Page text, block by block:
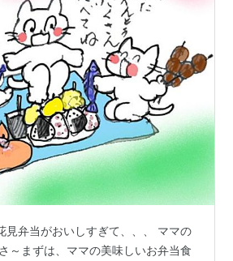
見弁当がおいしすぎて、、、 ママの
～まずは、ママの美味しいお弁当食